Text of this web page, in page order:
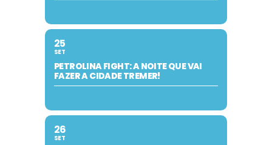
25
SET
PETROLINA FIGHT: A NOITE QUE VAI
FAZER A CIDADE TREMER!
26
SET